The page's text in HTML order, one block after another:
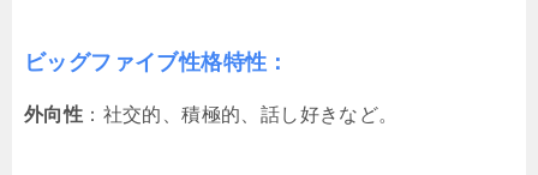
ビッグファイブ性格特性 ：
外向性 ：社交的、積極的、話し好きなど。